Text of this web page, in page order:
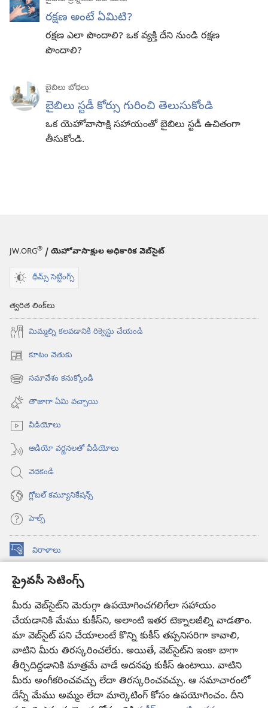
ప్రైవసీ సెటింగ్స్
మీరు వెబ్‌సైట్‌ని మెరుగ్గా ఉపయోగించగలిగేలా సహాయం
చేయడానికి మేము కుకీస్‌ని, అలాంటి ఇతర టెక్నాలజీల్ని వాడతాం.
మా వెబ్‌సైట్‌ పని చేయాలంటే కొన్ని కుకీస్‌ తప్పనిసరిగా కావాలి,
వాటిని మీరు తిరస్కరించలేరు. అయితే, వెబ్‌సైట్‌ని ఇంకా బాగా
తీర్చిదిద్దడానికి మాత్రమే వాడే అదనపు కుకీస్‌ ఉంటాయి. వాటిని
మీరు అంగీకరించవచ్చు లేదా తిరస్కరించవచ్చు. ఆ సమాచారంలో
దేన్నీ మేము అమ్మం లేదా మార్కెటింగ్‌ కోసం ఉపయోగించం. దీని
రక్షణ అంటే ఏమిటి?
రక్షణ ఎలా పొందాలి? ఒక వ్యక్తి దేని నుండి రక్షణ
పొందాలి?
బైబిలు బోధలు
బైబిలు స్టడీ కోర్సు గురించి తెలుసుకోండి
ఒక యెహోవాసాక్షి సహాయంతో బైబిలు స్టడీ ఉచితంగా
తీసుకోండి.
JW.ORG® / యెహోవాసాక్షుల అధికారిక వెబ్‌సైట్‌
థీమ్స్ సెట్టింగ్స్
త్వరిత లింక్‌లు
మిమ్మల్ని కలవడానికి రిక్వెస్టు చేయండి
కూటం వెతుకు
(కొత్త
విండో
ఓపెన్‌
అవుతుంది)
సమావేశం కనుక్కోండి
(కొత్త
విండో
ఓపెన్‌
అవుతుంది)
తాజాగా ఏమి వచ్చాయి
వీడియోలు
ఆడియో వర్ణనలతో వీడియోలు
వెదకండి
గ్లోబల్‌ కమ్యూనికేషన్స్‌
హెల్ప్‌
విరాళాలు
(కొత్త
ఓపెన్‌ కావలికోట ఆన్‌లైన్‌ లైబ్రరీ
(కొత్త
విండో
ఓపెన్‌
అవుతుంది)
JW Hub
(కొత్త
విండో
ఓపెన్‌
అవుతుంది)
JW లైబ్రరీ యాప్‌
కావలికోట లైబ్రరీ